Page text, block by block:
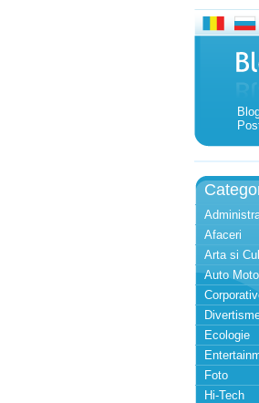
Afaceri
Arta si
Auto Moto
Ecologie
Foto
Hi-Tech